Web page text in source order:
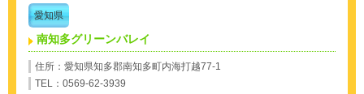
愛知県
南知多グリーンバレイ
住所：愛知県知多郡南知多町内海打越77-1
TEL：0569-62-3939